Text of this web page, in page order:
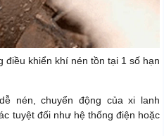
điều khiển khí nén tồn tại 1 số hạn
nén, chuyển động của xi lanh
tuyệt đối như hệ thống điện hoặc